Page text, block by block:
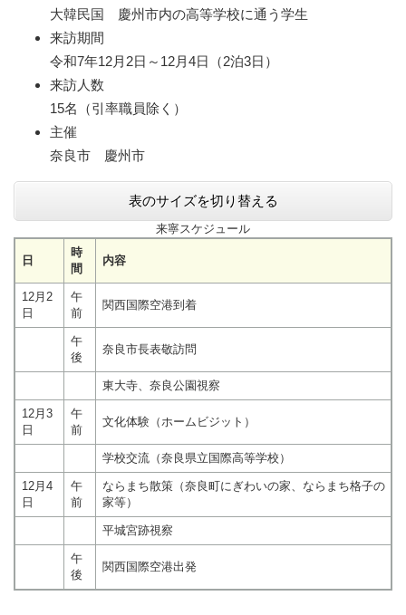
大韓民国 慶州市内の高等学校に通う学生
来訪期間
令和7年12月2日～12月4日（2泊3日）
来訪人数
15名（引率職員除く）
主催
奈良市 慶州市
表のサイズを切り替える
来寧スケジュール
日
時
間
内容
12月2
日
午
前
関西国際空港到着
午
後
奈良市長表敬訪問
東大寺、奈良公園視察
12月3
日
午
前
文化体験（ホームビジット）
学校交流（奈良県立国際高等学校）
12月4
日
午
前
ならまち散策（奈良町にぎわいの家、ならまち格子の
家等）
平城宮跡視察
午
後
関西国際空港出発